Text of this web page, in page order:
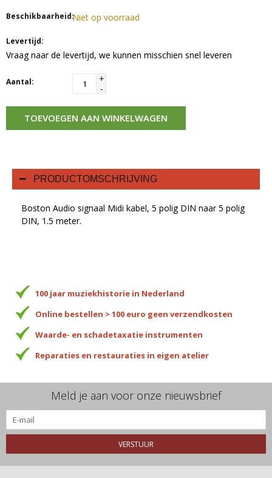
Beschikbaarheid:Niet op voorraad
Levertijd:
Vraag naar de levertijd, we kunnen misschien snel leveren
Aantal:
+
-
TOEVOEGEN AAN WINKELWAGEN
PRODUCTOMSCHRIJVING
Boston Audio signaal Midi kabel, 5 polig DIN naar 5 polig
DIN, 1.5 meter.
100 jaar muziekhistorie in Nederland
Online bestellen > 100 euro geen verzendkosten
Waarde- en schadetaxatie instrumenten
Reparaties en restauraties in eigen atelier
Meld je aan voor onze nieuwsbrief
VERSTUUR